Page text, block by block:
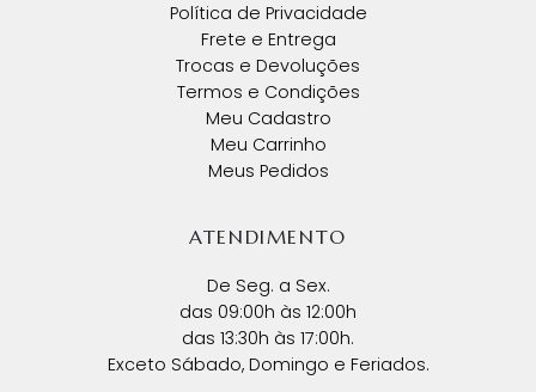
Política de Privacidade
Frete e Entrega
Trocas e Devoluções
Termos e Condições
Meu Cadastro
Meu Carrinho
Meus Pedidos
ATENDIMENTO
De Seg. a Sex.
das 09:00h às 12:00h
das 13:30h às 17:00h.
Exceto Sábado, Domingo e Feriados.